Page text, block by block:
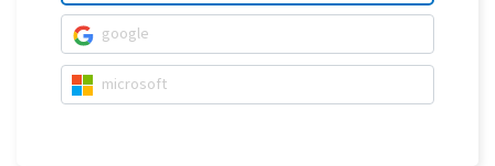
google
microsoft